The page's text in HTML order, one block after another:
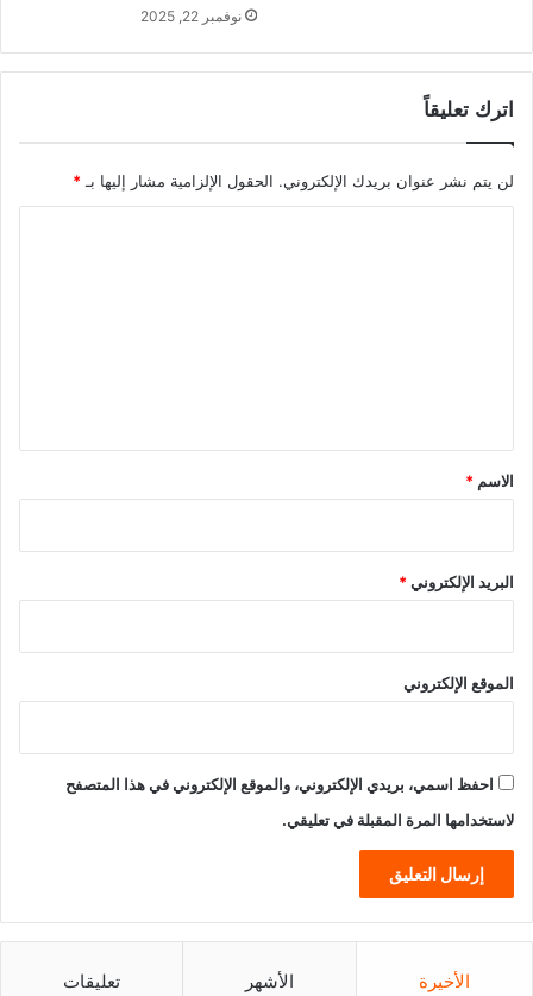
نوفمبر 22, 2025
اترك تعليقاً
لن يتم نشر عنوان بريدك الإلكتروني. الحقول الإلزامية مشار إليها بـ *
*
الاسم *
البريد الإلكتروني*
الموقع الإلكتروني
احفظ اسمي، بريدي الإلكتروني، والموقع الإلكتروني في هذا المتصفح
لاستخدامها المرة المقبلة في تعليقي.
الأخيرة الأشهر تعليقات